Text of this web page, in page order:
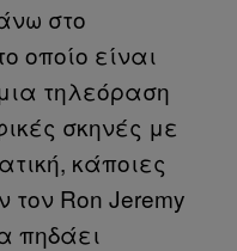
στο
οποίο είναι
τηλεόραση
σκηνές με
κάποιες
τον Ron Jeremy
πηδάει